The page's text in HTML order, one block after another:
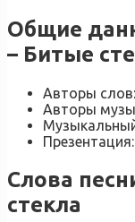
Общие
– Битые
Авторы
Авторы
Слова
стекла